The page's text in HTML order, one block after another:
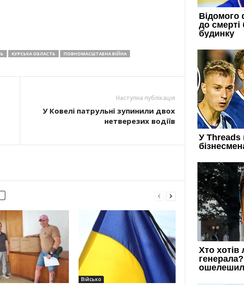
КУРСЬКА ОБЛАСТЬ
ПОВНОМАСШТАБНА ВІЙНА
Наступна публікація
У Ковелі патрульні зупинили двох
нетверезих водіїв
Військо